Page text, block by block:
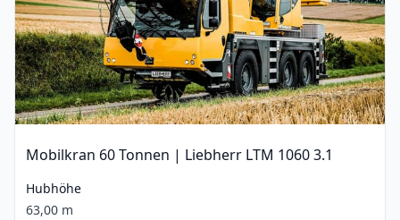
Mobilkran 60 Tonnen | Liebherr LTM 1060 3.1
Hubhöhe
63,00 m